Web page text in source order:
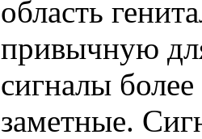
область
привычную
сигналы
заметные.